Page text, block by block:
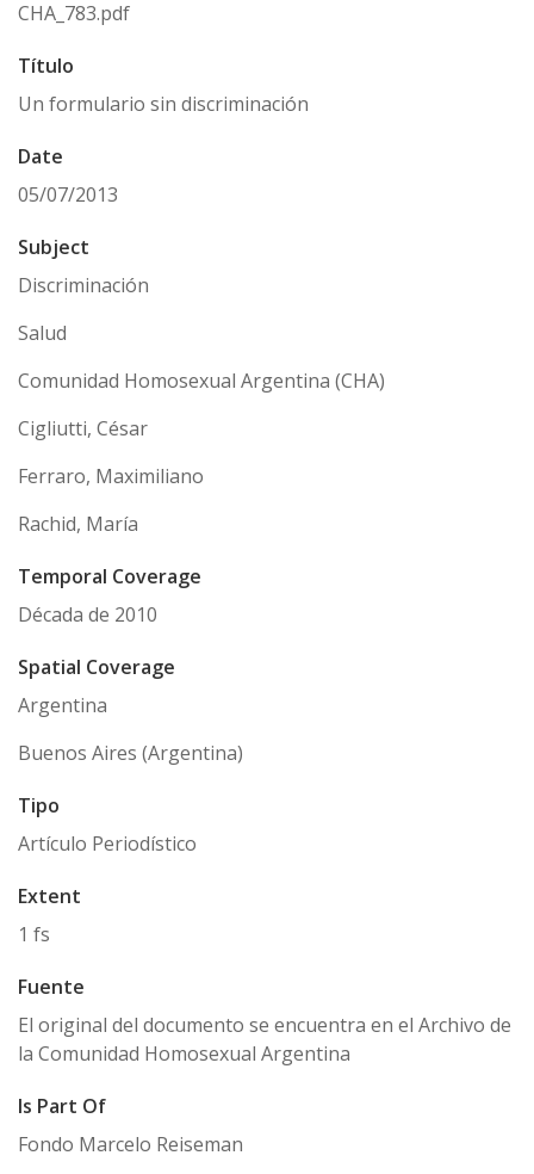
CHA_783.pdf
Título
Un formulario sin discriminación
Date
05/07/2013
Subject
Discriminación
Salud
Comunidad Homosexual Argentina (CHA)
Cigliutti, César
Ferraro, Maximiliano
Rachid, María
Temporal Coverage
Década de 2010
Spatial Coverage
Argentina
Buenos Aires (Argentina)
Tipo
Artículo Periodístico
Extent
1 fs
Fuente
El original del documento se encuentra en el Archivo de
la Comunidad Homosexual Argentina
Is Part Of
Fondo Marcelo Reiseman